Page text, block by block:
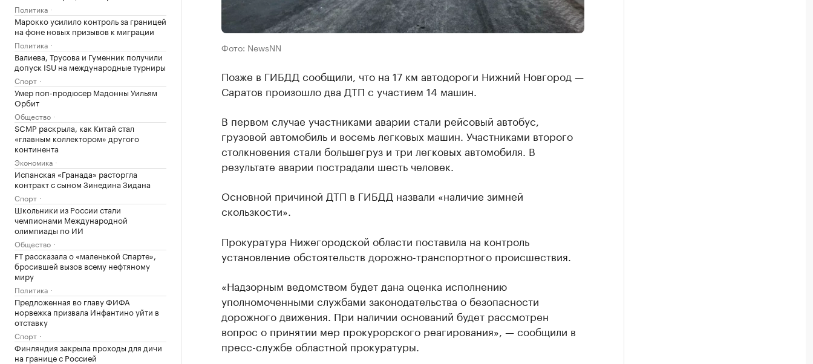
Политика
Марокко усилило контроль за границей
на фоне новых призывов к миграции
Политика
Валиева, Трусова и Гуменник получили
допуск ISU на международные турниры
Спорт
Умер поп-продюсер Мадонны Уильям
Орбит
Общество
SCMP раскрыла, как Китай стал
«главным коллектором» другого
континента
Экономика
Испанская «Гранада» расторгла
контракт с сыном Зинедина Зидана
Спорт
Школьники из России стали
чемпионами Международной
олимпиады по ИИ
Общество
FT рассказала о «маленькой Спарте»,
бросившей вызов всему нефтяному
миру
Политика
Предложенная во главу ФИФА
норвежка призвала Инфантино уйти в
отставку
Спорт
Финляндия закрыла проходы для дичи
на границе с Россией
Фото: NewsNN
Позже в ГИБДД сообщили, что на 17 км автодороги Нижний Новгород —
Саратов произошло два ДТП с участием 14 машин.
В первом случае участниками аварии стали рейсовый автобус,
грузовой автомобиль и восемь легковых машин. Участниками второго
столкновения стали большегруз и три легковых автомобиля. В
результате аварии пострадали шесть человек.
Основной причиной ДТП в ГИБДД назвали «наличие зимней
скользкости».
Прокуратура Нижегородской области поставила на контроль
установление обстоятельств дорожно-транспортного происшествия.
«Надзорным ведомством будет дана оценка исполнению
уполномоченными службами законодательства о безопасности
дорожного движения. При наличии оснований будет рассмотрен
вопрос о принятии мер прокурорского реагирования», — сообщили в
пресс-службе областной прокуратуры.